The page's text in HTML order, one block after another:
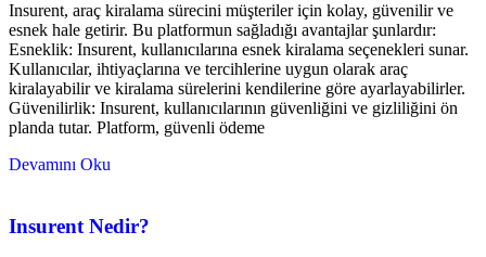
Insurent, araç kiralama sürecini müşteriler için kolay, güvenilir ve
esnek hale getirir. Bu platformun sağladığı avantajlar şunlardır:
Esneklik: Insurent, kullanıcılarına esnek kiralama seçenekleri sunar.
Kullanıcılar, ihtiyaçlarına ve tercihlerine uygun olarak araç
kiralayabilir ve kiralama sürelerini kendilerine göre ayarlayabilirler.
Güvenilirlik: Insurent, kullanıcılarının güvenliğini ve gizliliğini ön
planda tutar. Platform, güvenli ödeme
Devamını Oku
Insurent Nedir?